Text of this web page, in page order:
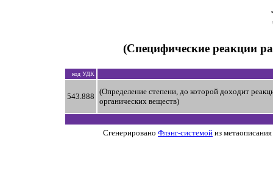
(Специфические реакции
код УДК
543.888
(Определение степени, до которой доходит
органических веществ)
Сгенерировано Флэнг-системой из